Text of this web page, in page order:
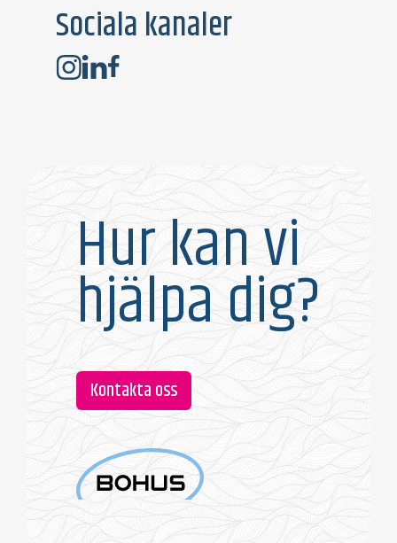
Hur kan vi
hjälpa dig?
Kontakta oss
Sociala kanaler